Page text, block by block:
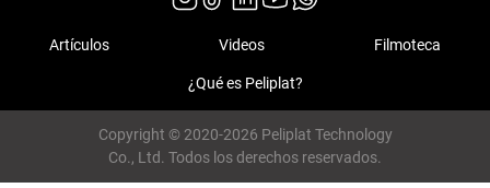
Artículos Videos Filmoteca
¿Qué es Peliplat?
Copyright © 2020-2026 Peliplat Technology
Co., Ltd. Todos los derechos reservados.